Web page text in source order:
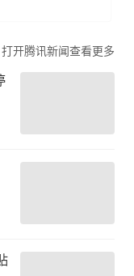
打开腾讯新闻查看更多